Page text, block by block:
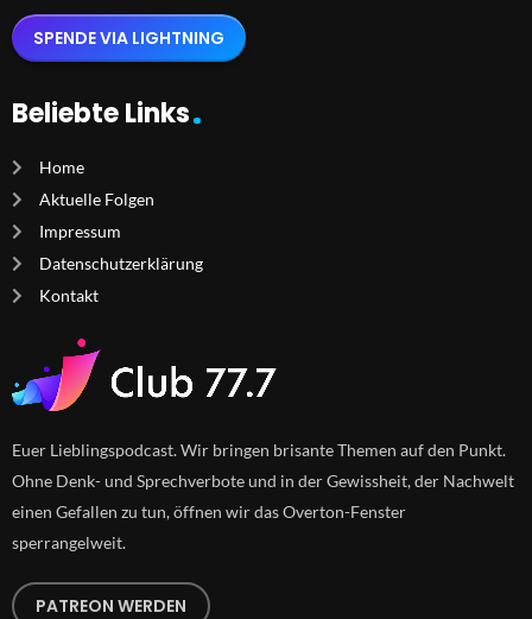
SPENDE VIA LIGHTNING
Beliebte Links
Home
Aktuelle Folgen
Impressum
Datenschutzerklärung
Kontakt
Euer Lieblingspodcast. Wir bringen brisante Themen auf den Punkt.
Ohne Denk- und Sprechverbote und in der Gewissheit, der Nachwelt
einen Gefallen zu tun, öffnen wir das Overton-Fenster
sperrangelweit.
PATREON WERDEN